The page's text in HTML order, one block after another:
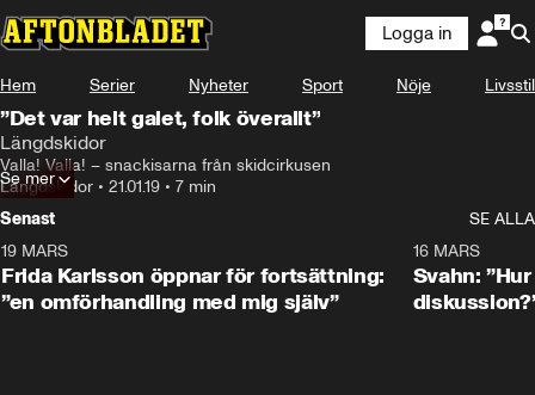
Logga in
Hem Serier Nyheter Sport Nöje Livsstil
”Det var helt galet, folk överallt”
Längdskidor
Valla! Valla! – snackisarna från skidcirkusen
Längdskidor • 21.01.19 • 7 min
Se mer
Senast
SE ALLA
19 MARS
Frida Karlsson öppnar för fortsättning:
”en omförhandling med mig själv”
16 MARS
Svahn: